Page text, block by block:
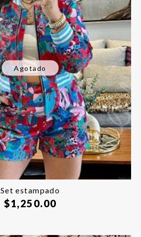
Agotado
Set estampado
$1,250.00